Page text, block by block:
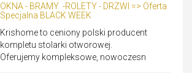
OKNA - BRAMY -ROLETY - DRZWI => Oferta
Specjalna BLACK WEEK
Krishome to ceniony polski producent
kompletu stolarki otworowej.
Oferujemy kompleksowe, nowoczesn